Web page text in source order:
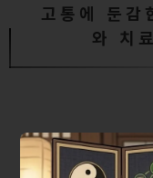
고통에 둔
와 치